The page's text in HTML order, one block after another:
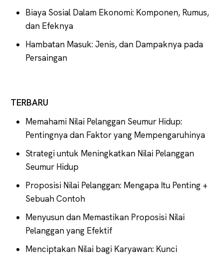
Biaya Sosial Dalam Ekonomi: Komponen, Rumus,
dan Efeknya
Hambatan Masuk: Jenis, dan Dampaknya pada
Persaingan
TERBARU
Memahami Nilai Pelanggan Seumur Hidup:
Pentingnya dan Faktor yang Mempengaruhinya
Strategi untuk Meningkatkan Nilai Pelanggan
Seumur Hidup
Proposisi Nilai Pelanggan: Mengapa Itu Penting +
Sebuah Contoh
Menyusun dan Memastikan Proposisi Nilai
Pelanggan yang Efektif
Menciptakan Nilai bagi Karyawan: Kunci